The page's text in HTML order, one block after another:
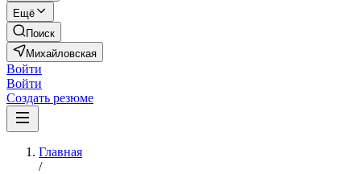
Ещё
Поиск
Михайловская
Войти
Войти
Создать резюме
Главная
/